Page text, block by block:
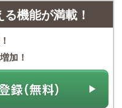
機能が満載！
加！